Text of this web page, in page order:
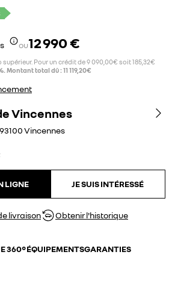
ou12 990 €
Pour un crédit de 9 090,00€ soit 185,32€
Montant total dû : 11 119,20€
Vincennes
93100Vincennes
LIGNE JE SUIS INTÉRESSÉ
livraison Obtenir l'historique
360°ÉQUIPEMENTSGARANTIES